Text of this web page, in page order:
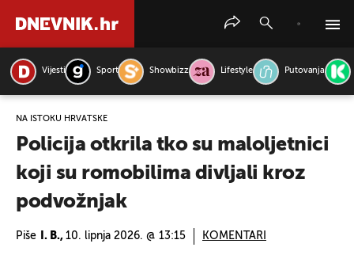
Vijesti Sport Showbizz Lifestyle Putovanja
NA ISTOKU HRVATSKE
Policija otkrila tko su maloljetnici
koji su romobilima divljali kroz
podvožnjak
Piše I. B., 10. lipnja 2026. @ 13:15 KOMENTARI
PRETRAŽITE VIJESTI